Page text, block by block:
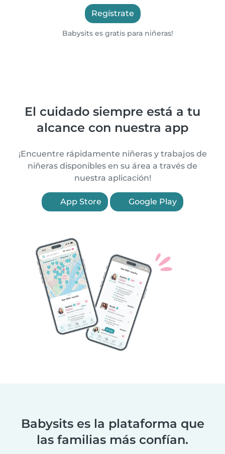
Regístrate
Babysits es gratis para niñeras!
El cuidado siempre está a tu
alcance con nuestra app
¡Encuentre rápidamente niñeras y trabajos de
niñeras disponibles en su área a través de
nuestra aplicación!
App Store Google Play
Babysits es la plataforma que
las familias más confían.